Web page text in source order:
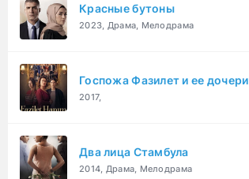
Красные бутоны
2023, Драма, Мелодрама
Госпожа Фазилет и ее дочери
2017,
Два лица Стамбула
2014, Драма, Мелодрама